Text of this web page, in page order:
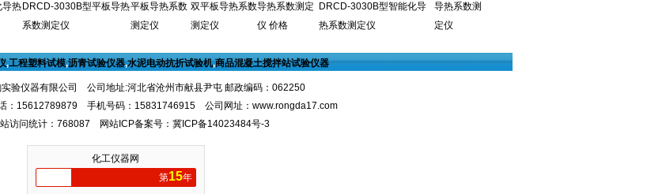
导热 DRCD-3030B型平板导热
系数测定仪
平板导热系数
测定仪
双平板导热系数
测定仪
导热系数测定
仪 价格
DRCD-3030B型智能化导
热系数测定仪
导热系数测
定仪
,工程塑料试模,沥青试验仪器,水泥电动抗折试验机,商品混凝土搅拌站试验仪器
实验仪器有限公司 公司地址:河北省沧州市献县尹屯 邮政编码：062250
：15612789879 手机号码：15831746915 公司网址： www.rongda17.com
访问统计：768087 网站ICP备案号： 冀ICP备14023484号-3
化工仪器网
第15年